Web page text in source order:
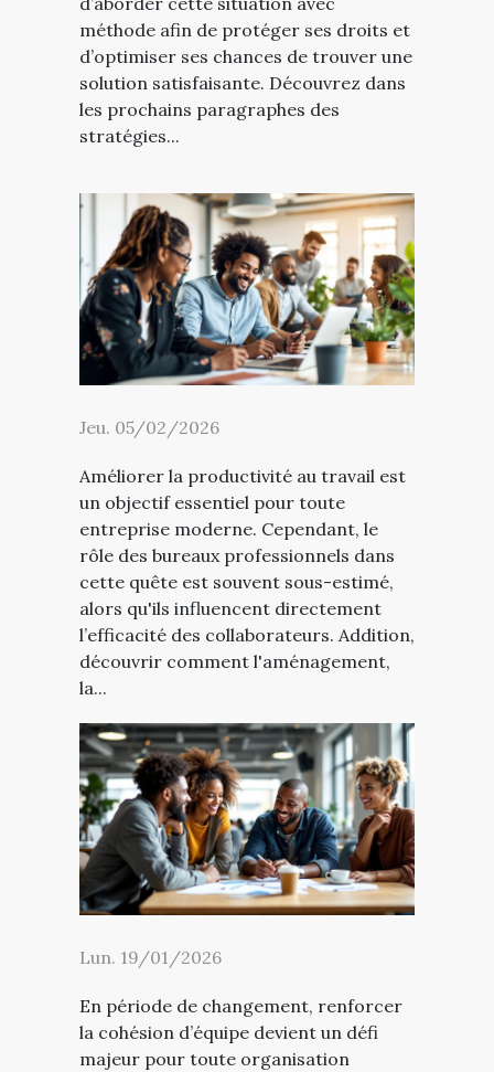
méthode afin de protéger ses droits et
d’optimiser ses chances de trouver une
solution satisfaisante. Découvrez dans
les prochains paragraphes des
stratégies...
Jeu. 05/02/2026
Améliorer la productivité au travail est
un objectif essentiel pour toute
entreprise moderne. Cependant, le
rôle des bureaux professionnels dans
cette quête est souvent sous-estimé,
alors qu'ils influencent directement
l’efficacité des collaborateurs. Addition,
découvrir comment l'aménagement,
la...
Lun. 19/01/2026
En période de changement, renforcer
la cohésion d’équipe devient un défi
majeur pour toute organisation